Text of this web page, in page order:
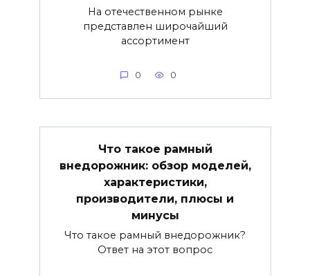
На отечественном рынке
представлен широчайший
ассортимент
0 0
Что такое рамный
внедорожник: обзор моделей,
характеристики,
производители, плюсы и
минусы
Что такое рамный внедорожник?
Ответ на этот вопрос